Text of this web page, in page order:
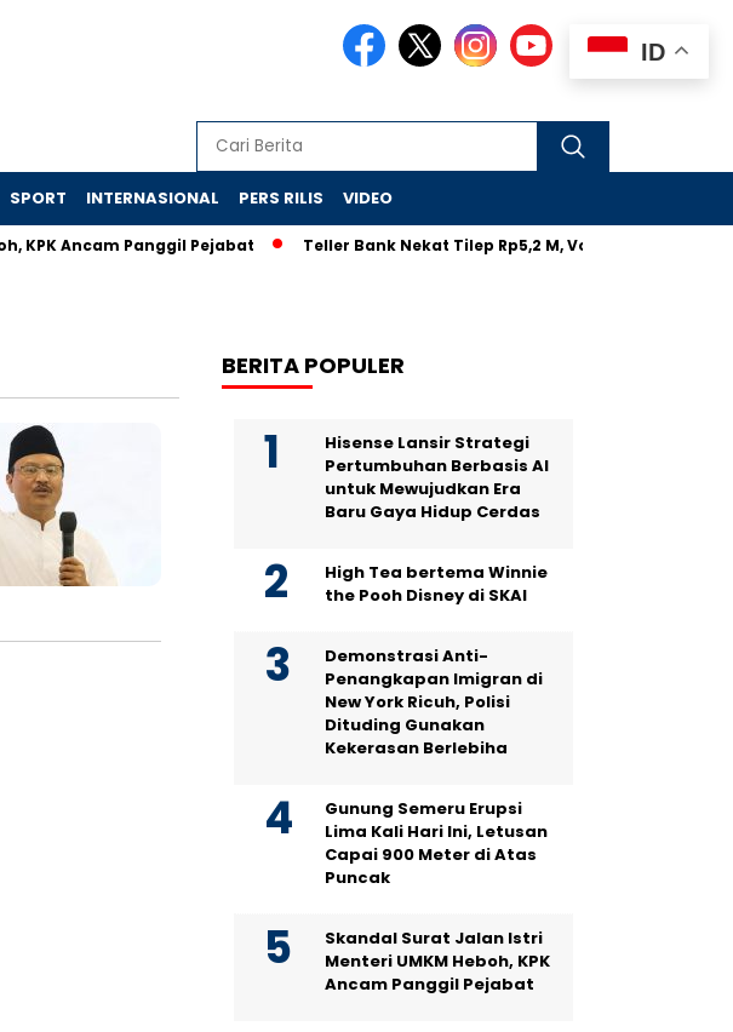
SPORT INTERNASIONAL PERS RILIS VIDEO
KPK Ancam Panggil Pejabat Teller Bank Nekat Tilep Rp5,2 M, Vonis Ringan Bikin
BERITA POPULER
Hisense Lansir Strategi
Pertumbuhan Berbasis AI
untuk Mewujudkan Era
Baru Gaya Hidup Cerdas
High Tea bertema Winnie
the Pooh Disney di SKAI
Demonstrasi Anti-
Penangkapan Imigran di
New York Ricuh, Polisi
Dituding Gunakan
Kekerasan Berlebiha
Gunung Semeru Erupsi
Lima Kali Hari Ini, Letusan
Capai 900 Meter di Atas
Puncak
Skandal Surat Jalan Istri
Menteri UMKM Heboh, KPK
Ancam Panggil Pejabat
ID